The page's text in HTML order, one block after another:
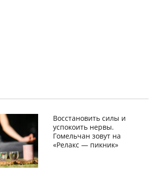
Восстановить силы и
успокоить нервы.
Гомельчан зовут на
«Релакс — пикник»